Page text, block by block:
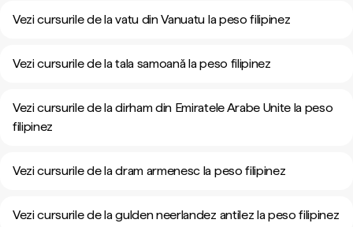
Vezi cursurile de la vatu din Vanuatu la peso filipinez
Vezi cursurile de la tala samoană la peso filipinez
Vezi cursurile de la dirham din Emiratele Arabe Unite la peso
filipinez
Vezi cursurile de la dram armenesc la peso filipinez
Vezi cursurile de la gulden neerlandez antilez la peso filipinez